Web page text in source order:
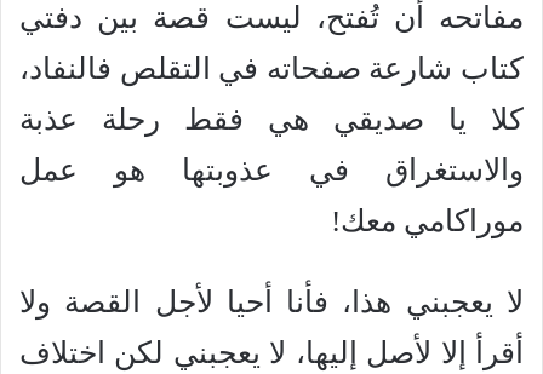
مفاتحه أن تُفتح، ليست قصة بين دفتي
كتاب شارعة صفحاته في التقلص فالنفاد،
كلا يا صديقي هي فقط رحلة عذبة
والاستغراق في عذوبتها هو عمل
موراكامي معك!
لا يعجبني هذا، فأنا أحيا لأجل القصة ولا
أقرأ إلا لأصل إليها، لا يعجبني لكن اختلاف